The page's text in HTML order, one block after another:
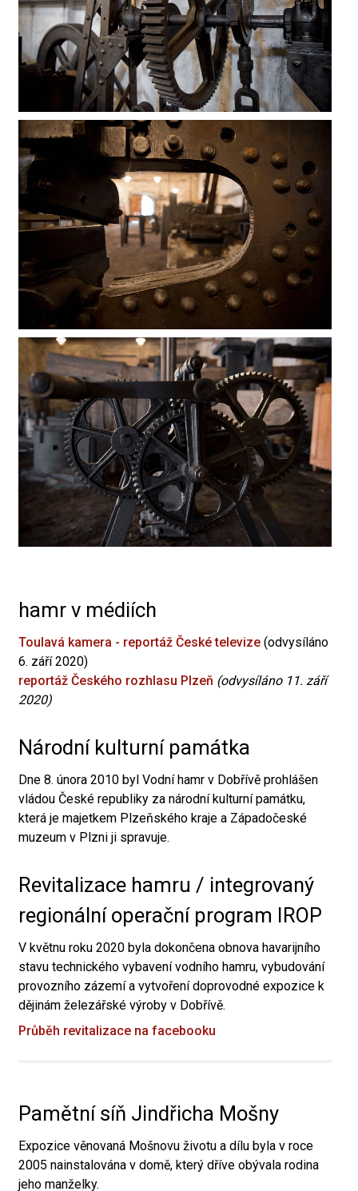
hamr v médiích
Toulavá kamera - reportáž České televize (odvysíláno
6. září 2020)
reportáž Českého rozhlasu Plzeň (odvysíláno 11. září
2020)
Národní kulturní památka
Dne 8. února 2010 byl Vodní hamr v Dobřívě prohlášen
vládou České republiky za národní kulturní památku,
která je majetkem Plzeňského kraje a Západočeské
muzeum v Plzni ji spravuje.
Revitalizace hamru / integrovaný
regionální operační program IROP
V květnu roku 2020 byla dokončena obnova havarijního
stavu technického vybavení vodního hamru, vybudování
provozního zázemí a vytvoření doprovodné expozice k
dějinám železářské výroby v Dobřívě.
Průběh revitalizace na facebooku
Pamětní síň Jindřicha Mošny
Expozice věnovaná Mošnovu životu a dílu byla v roce
2005 nainstalována v domě, který dříve obývala rodina
jeho manželky.